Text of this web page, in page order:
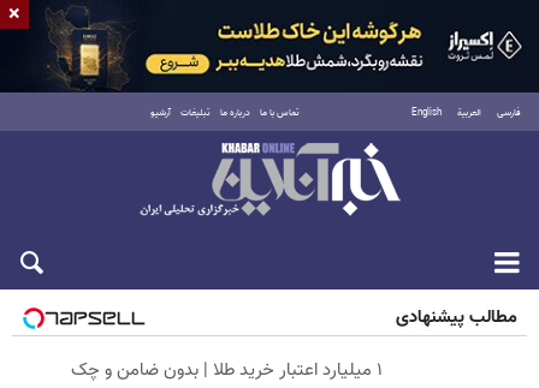
فارسی العربية English تماس با ما درباره ما تبلیغات آرشیو
شنبه ۱۷ مرداد ۱۴۰۵
مطالب پیشنهادی
۱ میلیارد اعتبار خرید طلا | بدون ضامن و چک
×